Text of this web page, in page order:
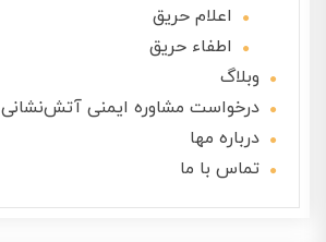
اعلام حریق
اطفاء حریق
وبلاگ
درخواست مشاوره ایمنی آتش‌نشانی
درباره مها
تماس با ما